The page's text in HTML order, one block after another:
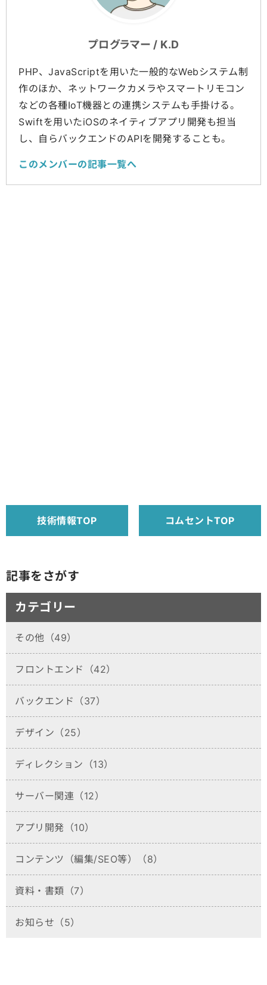
プログラマー / K.D
PHP、JavaScriptを用いた一般的なWebシステム制
作のほか、ネットワークカメラやスマートリモコン
などの各種IoT機器との連携システムも手掛ける。
Swiftを用いたiOSのネイティブアプリ開発も担当
し、自らバックエンドのAPIを開発することも。
このメンバーの記事一覧へ
技術情報TOP コムセントTOP
記事をさがす
カテゴリー
その他（49）
フロントエンド（42）
バックエンド（37）
デザイン（25）
ディレクション（13）
サーバー関連（12）
アプリ開発（10）
コンテンツ（編集/SEO等）（8）
資料・書類（7）
お知らせ（5）